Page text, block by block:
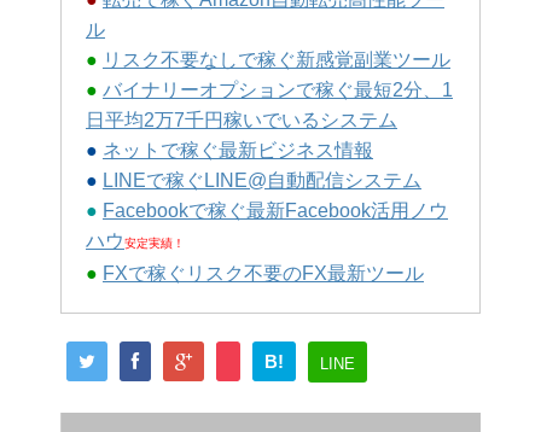
ル
● リスク不要なしで稼ぐ新感覚副業ツール
● バイナリーオプションで稼ぐ最短2分、1
日平均2万7千円稼いでいるシステム
● ネットで稼ぐ最新ビジネス情報
● LINEで稼ぐLINE@自動配信システム
● Facebookで稼ぐ最新Facebook活用ノウ
ハウ安定実績！
● FXで稼ぐリスク不要のFX最新ツール
B! LINE